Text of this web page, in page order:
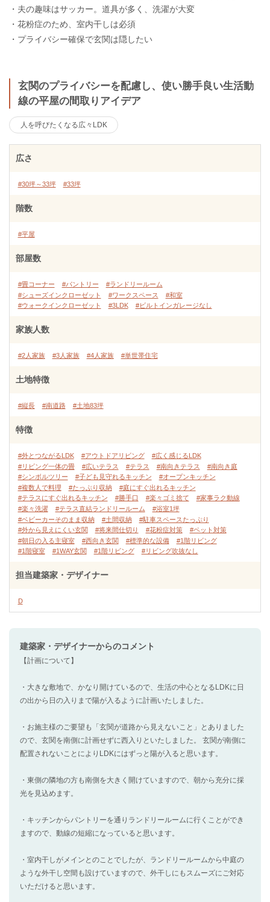
・夫の趣味はサッカー。道具が多く、洗濯が大変
・花粉症のため、室内干しは必須
・プライバシー確保で玄関は隠したい
玄関のプライバシーを配慮し、使い勝手良い生活動
線の平屋の間取りアイデア
人を呼びたくなる広々LDK
広さ
#30坪～33坪 #33坪
階数
#平屋
部屋数
#畳コーナー #パントリー
#ランドリールーム
#シューズインクローゼット
#ワークスペース
#和室
#ウォークインクローゼット
#3LDK #ビルトインガレージなし
家族人数
#2人家族 #3人家族 #4人家族 #単世帯住宅
土地特徴
#縦長 #南道路 #土地83坪
特徴
#外とつながるLDK #アウトドアリビング
#広く感じるLDK
#リビング一体の畳
#広いテラス #テラス #南向きテラス
#南向き庭
#シンボルツリー
#子ども見守れるキッチン
#オープンキッチン
#複数人で料理
#たっぷり収納
#庭にすぐ出れるキッチン
#テラスにすぐ出れるキッチン
#勝手口 #楽々ゴミ捨て
#家事ラク動線
#楽々洗濯
#テラス直結ランドリールーム
#浴室1坪
#ベビーカーそのまま収納
#土間収納
#駐車スペースたっぷり
#外から見えにくい玄関
#将来間仕切り #花粉症対策
#ペット対策
#朝日の入る主寝室
#西向き玄関 #標準的な設備
#1階リビング
#1階寝室
#1WAY玄関 #1階リビング #リビング吹抜なし
担当建築家・デザイナー
D
建築家・デザイナーからのコメント
【計画について】
・大きな敷地で、かなり開けているので、生活の中心となるLDKに日
の出から日の入りまで陽が入るように計画いたしました。
・お施主様のご要望も「玄関が道路から見えないこと」とありました
ので、玄関を南側に計画せずに西入りといたしました。 玄関が南側に
配置されないことによりLDKにはずっと陽が入ると思います。
・東側の隣地の方も南側を大きく開けていますので、朝から充分に採
光を見込めます。
・キッチンからパントリーを通りランドリールームに行くことができ
ますので、動線の短縮になっていると思います。
・室内干しがメインとのことでしたが、ランドリールームから中庭の
ような外干し空間も設けていますので、外干しにもスムーズにご対応
いただけると思います。